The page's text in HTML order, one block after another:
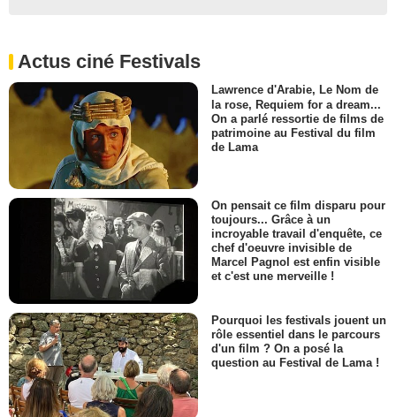
Actus ciné Festivals
Lawrence d'Arabie, Le Nom de
la rose, Requiem for a dream...
On a parlé ressortie de films de
patrimoine au Festival du film
de Lama
On pensait ce film disparu pour
toujours... Grâce à un
incroyable travail d'enquête, ce
chef d'oeuvre invisible de
Marcel Pagnol est enfin visible
et c'est une merveille !
Pourquoi les festivals jouent un
rôle essentiel dans le parcours
d'un film ? On a posé la
question au Festival de Lama !